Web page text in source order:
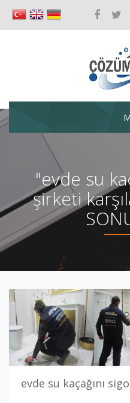
"evde su
şirketi
evde su kaçağını